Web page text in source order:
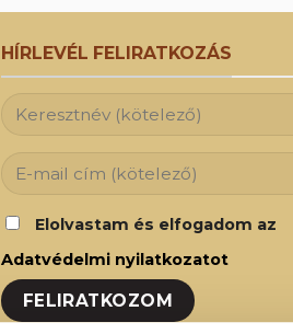
HÍRLEVÉL FELIRATKOZÁS
Elolvastam és elfogadom az
Adatvédelmi nyilatkozatot